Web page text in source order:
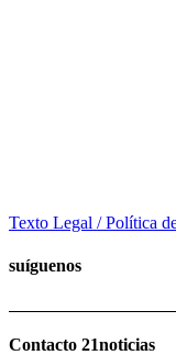
Texto Legal / Política
suíguenos
Contacto 21noticias